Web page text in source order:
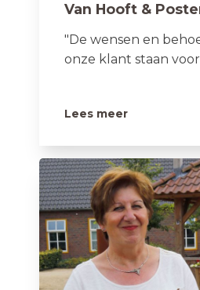
Van Hooft &
"De wensen en
onze klant staan
Lees meer